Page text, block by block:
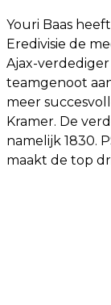
Youri Baas
Eredivisie de
Ajax-verdediger
teamgenoot
meer
Kramer. De
namelijk 1830.
maakt de top